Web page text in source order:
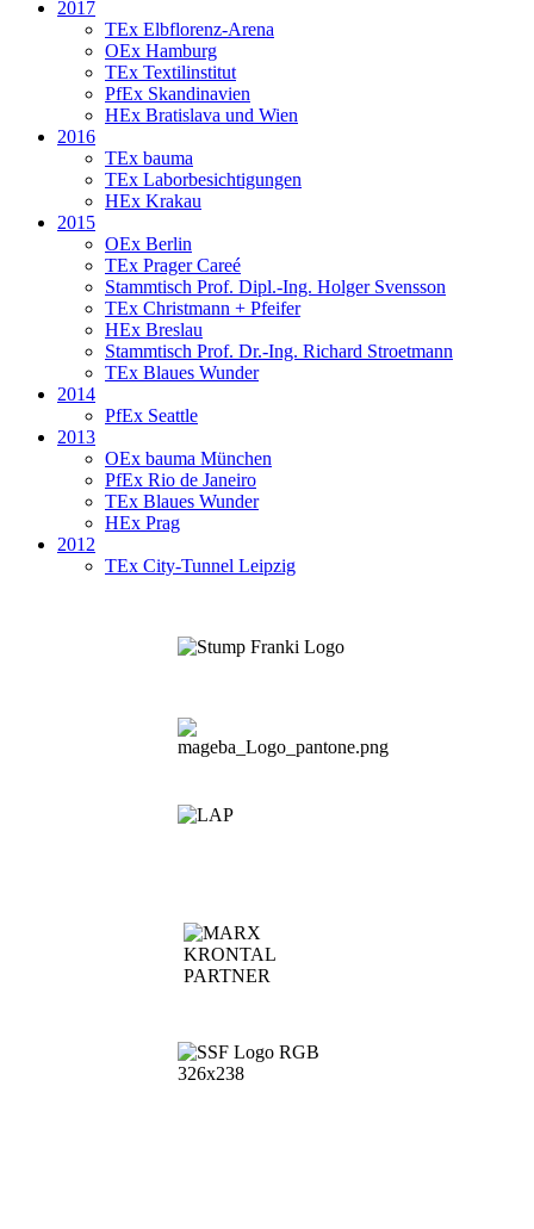
2017
TEx Elbflorenz-Arena
OEx Hamburg
TEx Textilinstitut
PfEx Skandinavien
HEx Bratislava und Wien
2016
TEx bauma
TEx Laborbesichtigungen
HEx Krakau
2015
OEx Berlin
TEx Prager Careé
Stammtisch Prof. Dipl.-Ing. Holger Svensson
TEx Christmann + Pfeifer
HEx Breslau
Stammtisch Prof. Dr.-Ing. Richard Stroetmann
TEx Blaues Wunder
2014
PfEx Seattle
2013
OEx bauma München
PfEx Rio de Janeiro
TEx Blaues Wunder
HEx Prag
2012
TEx City-Tunnel Leipzig